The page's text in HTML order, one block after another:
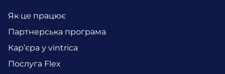
Як це працює
Партнерська програма
Кар’єра у vintrica
Послуга Flex